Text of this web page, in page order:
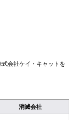
会社ケイ・キャットを
消滅会社